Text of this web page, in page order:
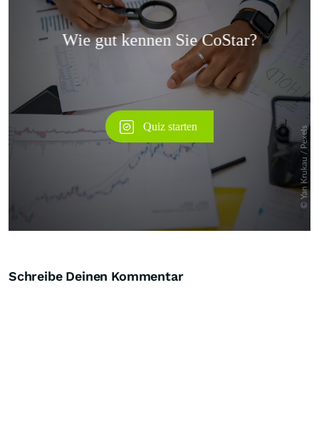
Überspringen
Schreibe Deinen Kommentar